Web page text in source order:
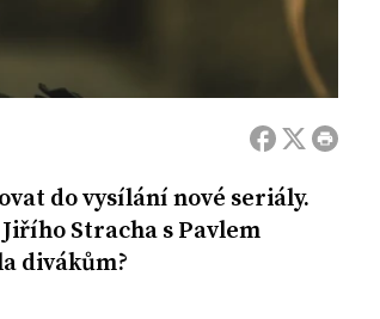
do vysílání nové seriály.
Stracha s Pavlem
divákům?